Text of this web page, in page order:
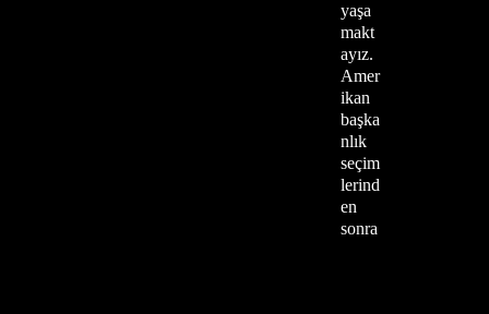
yaşa
makt
ayız.
Amer
ikan
başka
nlık
seçim
lerind
en
sonra